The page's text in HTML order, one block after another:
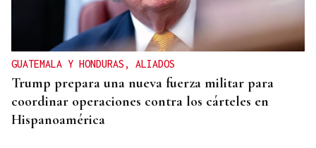
GUATEMALA Y HONDURAS, ALIADOS
Trump prepara una nueva fuerza militar para
coordinar operaciones contra los cárteles en
Hispanoamérica